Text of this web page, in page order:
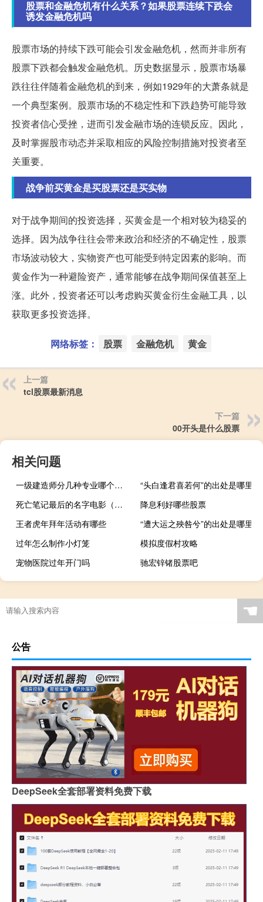
股票和金融危机有什么关系？如果股票连续下跌会
诱发金融危机吗
股票市场的持续下跌可能会引发金融危机，然而并非所有
股票下跌都会触发金融危机。历史数据显示，股票市场暴
跌往往伴随着金融危机的到来，例如1929年的大萧条就是
一个典型案例。股票市场的不稳定性和下跌趋势可能导致
投资者信心受挫，进而引发金融市场的连锁反应。因此，
及时掌握股市动态并采取相应的风险控制措施对投资者至
关重要。
战争前买黄金是买股票还是买实物
对于战争期间的投资选择，买黄金是一个相对较为稳妥的
选择。因为战争往往会带来政治和经济的不确定性，股票
市场波动较大，实物资产也可能受到特定因素的影响。而
黄金作为一种避险资产，通常能够在战争期间保值甚至上
涨。此外，投资者还可以考虑购买黄金衍生金融工具，以
获取更多投资选择。
网络标签： 股票 金融危机 黄金
上一篇
tcl股票最新消息
下一篇
00开头是什么股票
相关问题
一级建造师分几种专业哪个专业更好考
“头白逢君喜若何”的出处是哪里
死亡笔记最后的名字电影（死亡笔记 最后的名字）
降息利好哪些股票
王者虎年拜年活动有哪些
“遭大运之殃咎兮”的出处是哪里
过年怎么制作小灯笼
模拟度假村攻略
宠物医院过年开门吗
驰宏锌锗股票吧
☚
公告
DeepSeek全套部署资料免费下载